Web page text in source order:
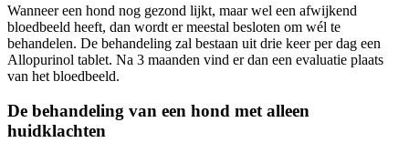
Wanneer een hond nog gezond lijkt, maar wel een afwijkend
bloedbeeld heeft, dan wordt er meestal besloten om wél te
behandelen. De behandeling zal bestaan uit drie keer per dag een
Allopurinol tablet. Na 3 maanden vind er dan een evaluatie plaats
van het bloedbeeld.
De behandeling van een hond met alleen
huidklachten